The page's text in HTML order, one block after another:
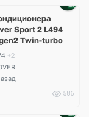
Sport 2 L494
Twin-turbo
+2
586